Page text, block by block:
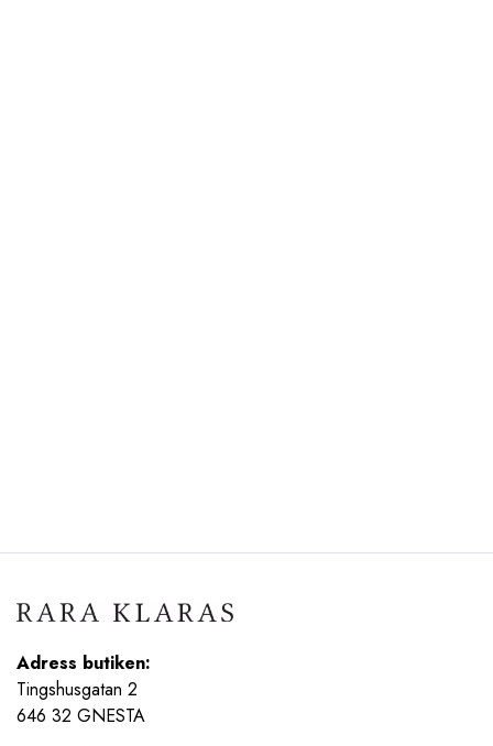
Adress butiken:
Tingshusgatan 2
646 32 GNESTA